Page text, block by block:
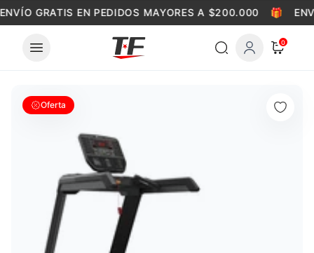
Skip to contentGRATIS EN PEDIDOS MAYORES A $200.000 🎁
0
Oferta